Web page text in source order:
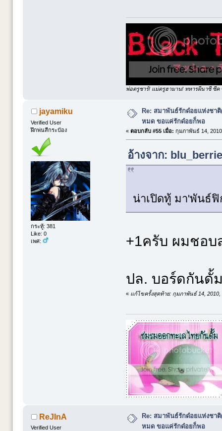
พ่อตรูชาร์! แม่ตรูฮามาน! ทหารผีนาซี ซีค
jayamiku
Verified User
ฝึกพ่นสีกระป๋อง
กระทู้: 381
Like: 0
เพศ:
Re: สมาพันธ์รักด๋อยแห่งชา
หมด ขอแค่รักด๋อยก็พอ
« ตอบกลับ #55 เมื่อ: กุมภาพันธ์ 14,
อ้างจาก:
น่าเปิดทู้ มา'พันธ์
+1ครับ ผมชอบ
ปล. บอร์ดกันดั้
« แก้ไขครั้งสุดท้าย: กุมภาพันธ์ 14, 2010,
ReJInA
Verified User
Re: สมาพันธ์รักด๋อยแห่งชา
หมด ขอแค่รักด๋อยก็พอ